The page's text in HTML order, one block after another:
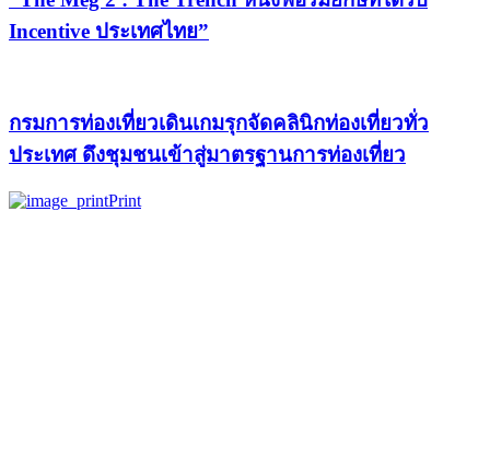
Incentive ประเทศไทย”
กรมการท่องเที่ยวเดินเกมรุกจัดคลินิกท่องเที่ยวทั่ว
ประเทศ ดึงชุมชนเข้าสู่มาตรฐานการท่องเที่ยว
Print